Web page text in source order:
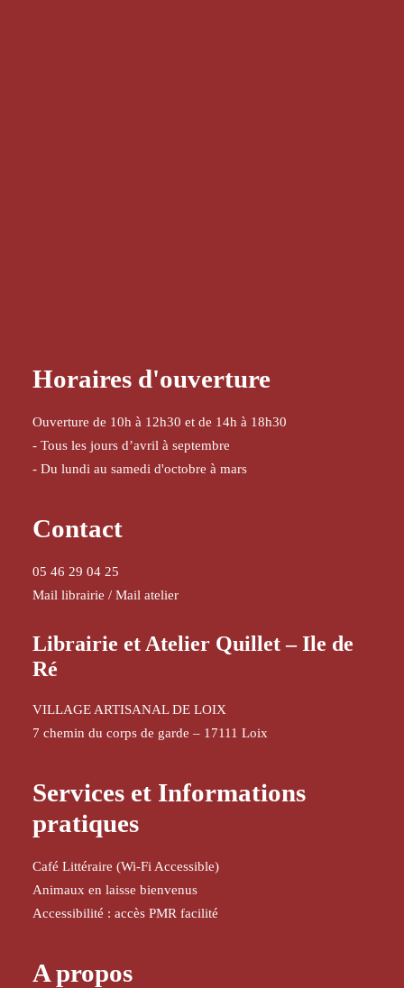
Horaires d'ouverture
Ouverture de 10h à 12h30 et de 14h à 18h30
- Tous les jours d’avril à septembre
- Du lundi au samedi d'octobre à mars
Contact
05 46 29 04 25
Mail librairie / Mail atelier
Librairie et Atelier Quillet – Ile de
Ré
VILLAGE ARTISANAL DE LOIX
7 chemin du corps de garde – 17111 Loix
Services et Informations
pratiques
Café Littéraire (Wi-Fi Accessible)
Animaux en laisse bienvenus
Accessibilité : accès PMR facilité
A propos